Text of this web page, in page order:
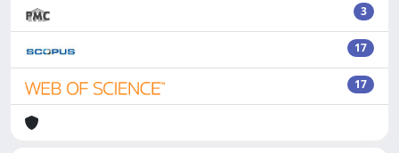
3
17
17